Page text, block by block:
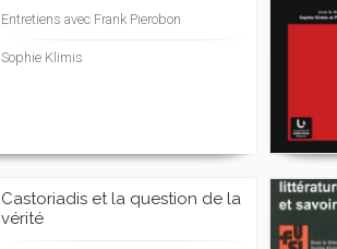
Entretiens avec Frank Pierobon
Sophie Klimis
Castoriadis et la question de la
vérité